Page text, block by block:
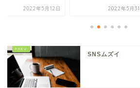
2022年5月12日 2022年5月31
SNSムズイ